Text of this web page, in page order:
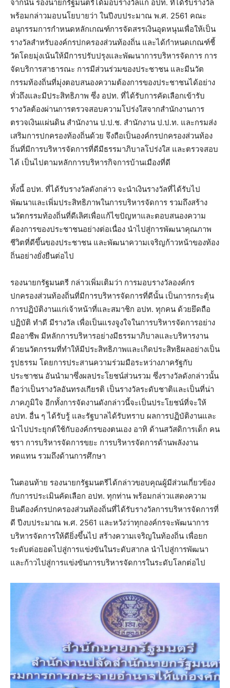
จากนั้น รองนายกรัฐมนตรีได้มอบรางวัลแก่ อปท. ที่ได้รับรางวัล
พร้อมกล่าวมอบนโยบายว่า ในปีงบประมาณ พ.ศ. 2561 คณะ
อนุกรรมการกำหนดหลักเกณฑ์การจัดสรรเงินอุดหนุนเพื่อให้เป็น
รางวัลสำหรับองค์กรปกครองส่วนท้องถิ่น และได้กำหนดเกณฑ์ชี้
วัดโดยมุ่งเน้นให้มีการปรับปรุงและพัฒนาการบริหารจัดการ การ
จัดบริการสาธารณะ การมีส่วนร่วมของประชาชน และมีนวัต
กรรมท้องถิ่นที่มุ่งตอบสนองความต้องการของประชาชนได้อย่าง
ทั่วถึงและมีประสิทธิภาพ ซึ่ง อปท. ที่ได้รับการคัดเลือกเข้ารับ
รางวัลต้องผ่านการตรวจสอบความโปร่งใสจากสำนักงานการ
ตรวจเงินแผ่นดิน สำนักงาน ป.ป.ช. สำนักงาน ป.ป.ท. และกรมส่ง
เสริมการปกครองท้องถิ่นด้วย จึงถือเป็นองค์กรปกครองส่วนท้อง
ถิ่นที่มีการบริหารจัดการที่ดีมีธรรมาภิบาลโปร่งใส และตรวจสอบ
ได้ เป็นไปตามหลักการบริหารกิจการบ้านเมืองที่ดี
ทั้งนี้ อปท. ที่ได้รับรางวัลดังกล่าว จะนำเงินรางวัลที่ได้รับไป
พัฒนาและเพิ่มประสิทธิภาพในการบริหารจัดการ รวมถึงสร้าง
นวัตกรรมท้องถิ่นที่ดีเลิศเพื่อแก้ไขปัญหาและตอบสนองความ
ต้องการของประชาชนอย่างต่อเนื่อง นำไปสู่การพัฒนาคุณภาพ
ชีวิตที่ดีขึ้นของประชาชน และพัฒนาความเจริญก้าวหน้าของท้อง
ถิ่นอย่างยั่งยืนต่อไป
รองนายกรัฐมนตรี กล่าวเพิ่มเติมว่า การมอบรางวัลองค์กร
ปกครองส่วนท้องถิ่นที่มีการบริหารจัดการที่ดีนั้น เป็นการกระตุ้น
การปฏิบัติงานแก่เจ้าหน้าที่และสมาชิก อปท. ทุกคน ด้วยยึดถือ
ปฏิบัติ ทำดี มีรางวัล เพื่อเป็นแรงจูงใจในการบริหารจัดการอย่าง
มืออาชีพ มีหลักการบริหารอย่างมีธรรมาภิบาลและบริหารงาน
ด้วยนวัตกรรมที่ทำให้มีประสิทธิภาพและเกิดประสิทธิผลอย่างเป็น
รูปธรรม โดยการประสานความร่วมมือระหว่างภาครัฐกับ
ประชาชน อันนำมาซึ่งผลประโยชน์ส่วนรวม ซึ่งรางวัลดังกล่าวนั้น
ถือว่าเป็นรางวัลอันทรงเกียรติ เป็นรางวัลระดับชาติและเป็นที่น่า
ภาคภูมิใจ อีกทั้งการจัดงานดังกล่าวนี้จะเป็นประโยชน์ที่จะให้
อปท. อื่น ๆ ได้รับรู้ และรัฐบาลได้รับทราบ ผลการปฏิบัติงานและ
นำไปประยุกต์ใช้กับองค์กรของตนเอง อาทิ ด้านสวัสดิการเด็ก คน
ชรา การบริหารจัดการขยะ การบริหารจัดการด้านพลังงาน
ทดแทน รวมถึงด้านการศึกษา
ในตอนท้าย รองนายกรัฐมนตรีได้กล่าวขอบคุณผู้มีส่วนเกี่ยวข้อง
กับการประเมินคัดเลือก อปท. ทุกท่าน พร้อมกล่าวแสดงความ
ยินดีองค์กรปกครองส่วนท้องถิ่นที่ได้รับรางวัลการบริหารจัดการที่
ดี ปีงบประมาณ พ.ศ. 2561 และหวังว่าทุกองค์กรจะพัฒนาการ
บริหารจัดการให้ดียิ่งขึ้นไป สร้างความเจริญในท้องถิ่น เพื่อยก
ระดับต่อยอดไปสู่การแข่งขันในระดับสากล นำไปสู่การพัฒนา
และก้าวไปสู่การแข่งขันการบริหารจัดการในระดับโลกต่อไป